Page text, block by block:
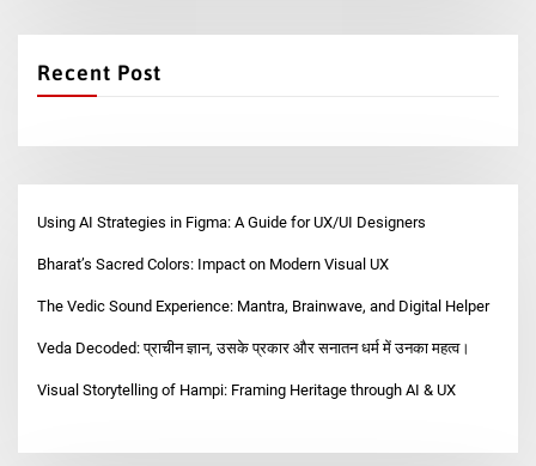
Recent Post
Using AI Strategies in Figma: A Guide for UX/UI Designers
Bharat’s Sacred Colors: Impact on Modern Visual UX
The Vedic Sound Experience: Mantra, Brainwave, and Digital Helper
Veda Decoded: प्राचीन ज्ञान, उसके प्रकार और सनातन धर्म में उनका महत्व।
Visual Storytelling of Hampi: Framing Heritage through AI & UX